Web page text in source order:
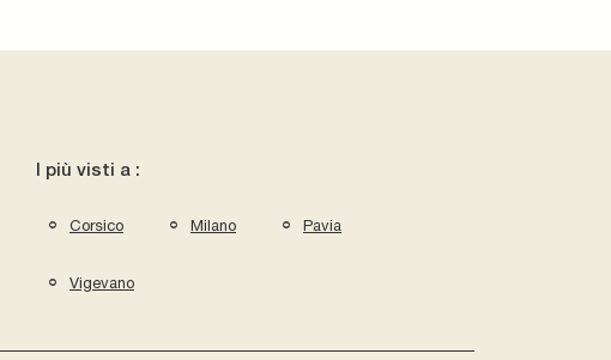
I più visti a :
Corsico Milano Pavia
Vigevano